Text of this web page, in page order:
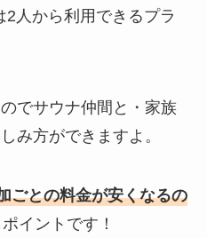
2人から利用できるプラ
でサウナ仲間と・家族
み方ができますよ。
ごとの料金が安くなるの
イントです！